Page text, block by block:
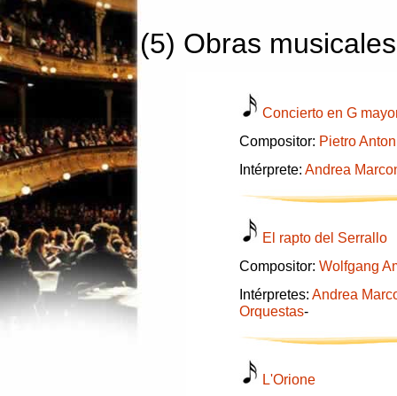
(5) Obras
Concierto en G
Compositor: Pietro
Intérprete: Andrea
El rapto del Serrallo
Compositor: Wolfgang
Intérpretes: Andrea
Orquestas-
L'Orione